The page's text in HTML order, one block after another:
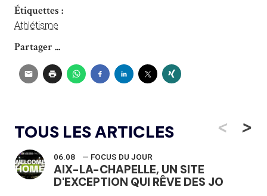
Étiquettes :
Athlétisme
Partager ...
TOUS LES ARTICLES <
06.08 — FOCUS DU JOUR
AIX-LA-CHAPELLE, UN SITE
D'EXCEPTION QUI RÊVE DES JO
>